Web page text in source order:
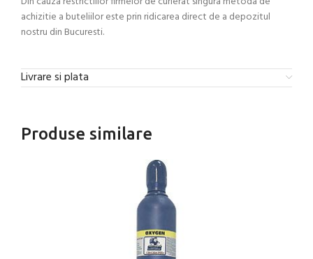
achizitie a buteliilor este prin ridicarea direct de a depozitul
nostru din Bucuresti.
Livrare si plata
Produse similare